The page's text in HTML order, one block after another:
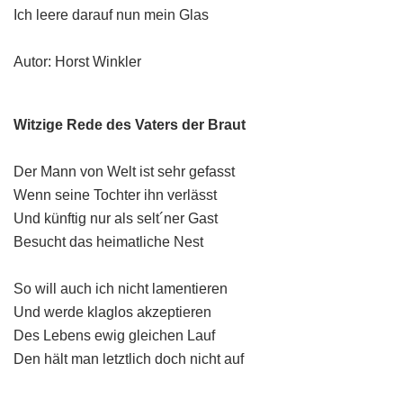
Ich leere darauf nun mein Glas
Autor: Horst Winkler
Witzige Rede des Vaters der Braut
Der Mann von Welt ist sehr gefasst
Wenn seine Tochter ihn verlässt
Und künftig nur als selt´ner Gast
Besucht das heimatliche Nest
So will auch ich nicht lamentieren
Und werde klaglos akzeptieren
Des Lebens ewig gleichen Lauf
Den hält man letztlich doch nicht auf